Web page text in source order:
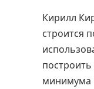
Кирилл
строится
минимума